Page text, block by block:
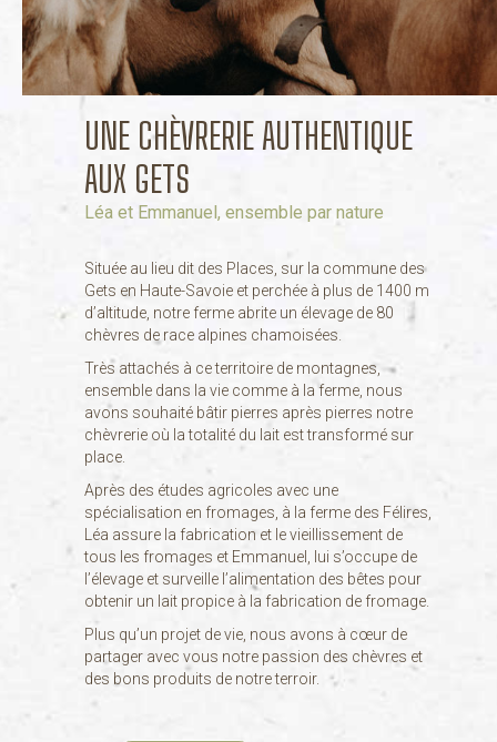
UNE CHÈVRERIE AUTHENTIQUE
AUX GETS
Léa et Emmanuel, ensemble par nature
Située au lieu dit des Places, sur la commune des
Gets en Haute-Savoie et perchée à plus de 1400 m
d’altitude, notre ferme abrite un élevage de 80
chèvres de race alpines chamoisées.
Très attachés à ce territoire de montagnes,
ensemble dans la vie comme à la ferme, nous
avons souhaité bâtir pierres après pierres notre
chèvrerie où la totalité du lait est transformé sur
place.
Après des études agricoles avec une
spécialisation en fromages, à la ferme des Félires,
Léa assure la fabrication et le vieillissement de
tous les fromages et Emmanuel, lui s’occupe de
l’élevage et surveille l’alimentation des bêtes pour
obtenir un lait propice à la fabrication de fromage.
Plus qu’un projet de vie, nous avons à cœur de
partager avec vous notre passion des chèvres et
des bons produits de notre terroir.